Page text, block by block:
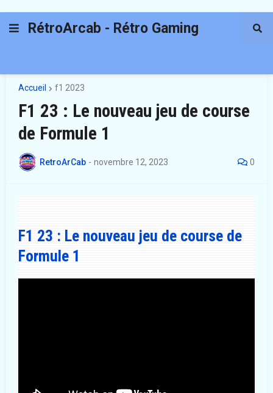
RétroArcab - Rétro Gaming
Accueil f1 2023
F1 23 : Le nouveau jeu de course
de Formule 1
RetroArCab - novembre 12, 2023 0
F1 23 : Le nouveau jeu de course de
Formule 1